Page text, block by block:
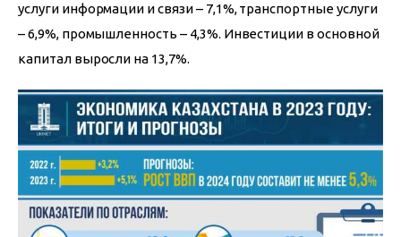
услуги информации и связи – 7,1%, транспортные услуги
– 6,9%, промышленность – 4,3%. Инвестиции в основной
капитал выросли на 13,7%.